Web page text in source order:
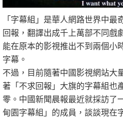
「字幕組」是華人網路世界中
回報，翻譯出成千上萬部不同戲
能在原本的影視推出不到兩個小
字幕。
不過，目前隨著中國影視網站大
著「不求回報」大旗的字幕組也
零。中國新聞晨報最近就採訪了
甸園字幕組」的成員，談談現在